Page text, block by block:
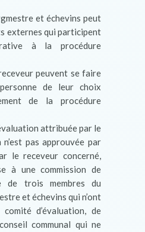
et échevins peut
externes qui participent
à la procédure
peuvent se faire
de leur choix
de la procédure
attribuée par le
pas approuvée par
le receveur concerné,
à une commission de
de trois membres du
et échevins qui n’ont
d’évaluation, de
communal qui ne